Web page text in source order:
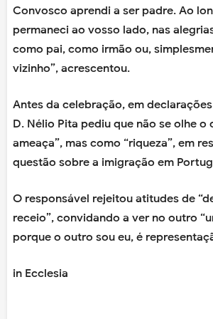
Convosco aprendi a ser padre. Ao
permaneci ao vosso lado, nas
como pai, como irmão ou,
vizinho”, acrescentou.
Antes da celebração, em
D. Nélio Pita pediu que não se olhe o
ameaça”, mas como “riqueza”, em
questão sobre a imigração em
O responsável rejeitou atitudes de
receio”, convidando a ver no outro
porque o outro sou eu, é
in Ecclesia